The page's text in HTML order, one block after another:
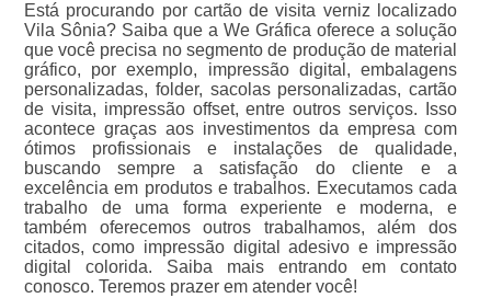
Está procurando por cartão de visita verniz localizado
Vila Sônia? Saiba que a We Gráfica oferece a solução
que você precisa no segmento de produção de material
gráfico, por exemplo, impressão digital, embalagens
personalizadas, folder, sacolas personalizadas, cartão
de visita, impressão offset, entre outros serviços. Isso
acontece graças aos investimentos da empresa com
ótimos profissionais e instalações de qualidade,
buscando sempre a satisfação do cliente e a
excelência em produtos e trabalhos. Executamos cada
trabalho de uma forma experiente e moderna, e
também oferecemos outros trabalhamos, além dos
citados, como impressão digital adesivo e impressão
digital colorida. Saiba mais entrando em contato
conosco. Teremos prazer em atender você!